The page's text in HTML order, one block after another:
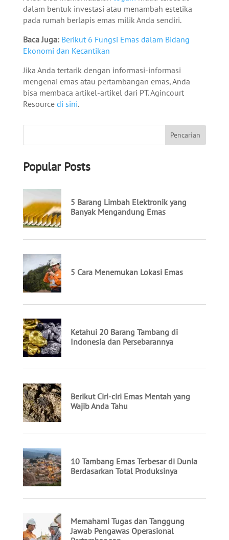
dalam bentuk investasi atau menambah estetika
pada rumah berlapis emas milik Anda sendiri.
Baca Juga: Berikut 6 Fungsi Emas dalam Bidang
Ekonomi dan Kecantikan
Jika Anda tertarik dengan informasi-informasi
mengenai emas atau pertambangan emas, Anda
bisa membaca artikel-artikel dari PT. Agincourt
Resource di sini.
Popular Posts